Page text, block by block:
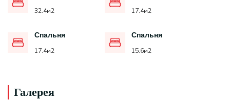
32.4м2
17.4м2
Спальня
17.4м2
Спальня
15.6м2
Галерея